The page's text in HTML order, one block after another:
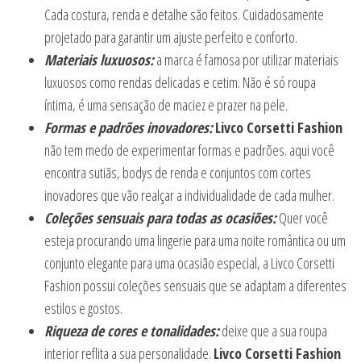
Cada costura, renda e detalhe são feitos. Cuidadosamente
projetado para garantir um ajuste perfeito e conforto.
Materiais luxuosos:a marca é famosa por utilizar materiais
luxuosos como rendas delicadas e cetim. Não é só roupa
íntima, é uma sensação de maciez e prazer na pele.
Formas e padrões inovadores:Livco Corsetti Fashion
não tem medo de experimentar formas e padrões. aqui você
encontra sutiãs, bodys de renda e conjuntos com cortes
inovadores que vão realçar a individualidade de cada mulher.
Coleções sensuais para todas as ocasiões:Quer você
esteja procurando uma lingerie para uma noite romântica ou um
conjunto elegante para uma ocasião especial, a Livco Corsetti
Fashion possui coleções sensuais que se adaptam a diferentes
estilos e gostos.
Riqueza de cores e tonalidades:deixe que a sua roupa
interior reflita a sua personalidade. Livco Corsetti Fashion